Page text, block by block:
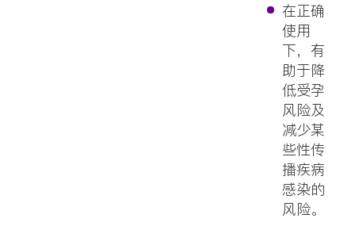
在正确
使用
下，有
助于降
低受孕
风险及
减少某
些性传
播疾病
感染的
风险。